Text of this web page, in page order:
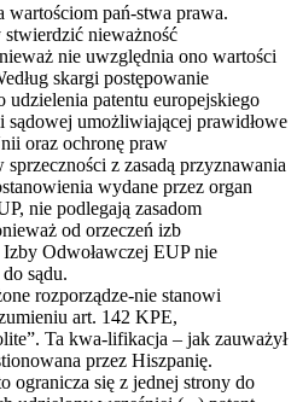
wartościom pań-stwa prawa.
stwierdzić nieważność
nie uwzględnia ono wartości
skargi postępowanie
udzielenia patentu europejskiego
sądowej umożliwiającej prawidłowe
oraz ochronę praw
z zasadą przyznawania
wydane przez organ
nie podlegają zasadom
od orzeczeń izb
Odwoławczej EUP nie
sądu.
rozporządze-nie stanowi
art. 142 KPE,
Ta kwa-lifikacja – jak zauważył
przez Hiszpanię.
ogranicza się z jednej strony do